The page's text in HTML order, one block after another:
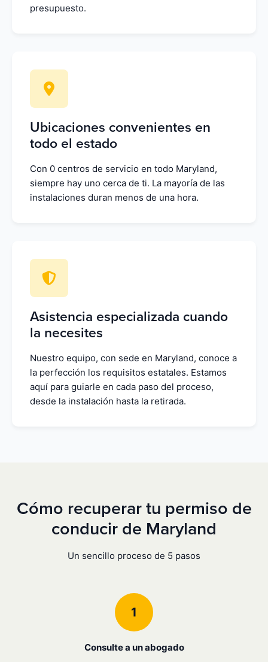
presupuesto.
Ubicaciones convenientes en
todo el estado
Con 0 centros de servicio en todo Maryland,
siempre hay uno cerca de ti. La mayoría de las
instalaciones duran menos de una hora.
Asistencia especializada cuando
la necesites
Nuestro equipo, con sede en Maryland, conoce a
la perfección los requisitos estatales. Estamos
aquí para guiarle en cada paso del proceso,
desde la instalación hasta la retirada.
Cómo recuperar tu permiso de
conducir de Maryland
Un sencillo proceso de 5 pasos
1
Consulte a un abogado